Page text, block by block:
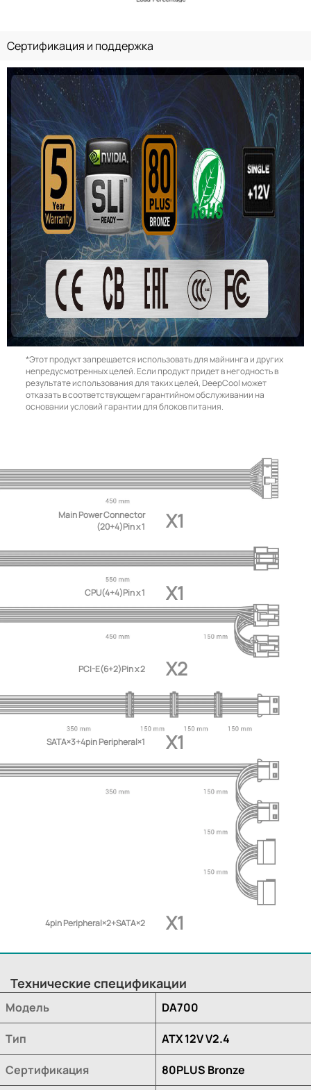
Сертификация и поддержка
*Этот продукт запрещается использовать для майнинга и других
непредусмотренных целей. Если продукт придет в негодность в
результате использования для таких целей, DeepCool может
отказать в соответствующем гарантийном обслуживании на
основании условий гарантии для блоков питания.
Main Power Connector
(20+4)Pin x 1
X1
CPU(4+4)Pin x 1 X1
PCI-E(6+2)Pin x 2 X2
SATA×3+4pin Peripheral×1 X1
4pin Peripheral×2+SATA×2 X1
Технические спецификации
Модель DA700
Тип ATX 12V V2.4
Сертификация 80PLUS Bronze